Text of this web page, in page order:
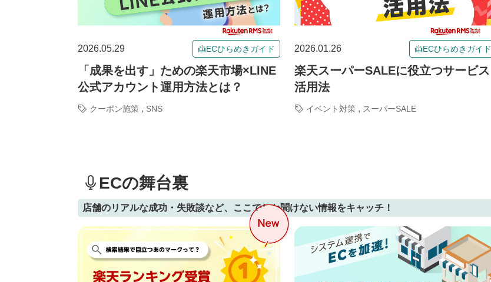
2026.05.29 ECひらめきガイド
「成果を出す」ための楽天市場×LINE
公式アカウント運用方法とは？
クーポン施策 , SNS
2026.01.26 ECひらめきガイド
楽天スーパーSALEに役立つサービス
活用法
イベント対策 , スーパーSALE
ECの舞台裏
店舗のリアルな成功・失敗談など、ここでしか聞けない情報をキャッチ！